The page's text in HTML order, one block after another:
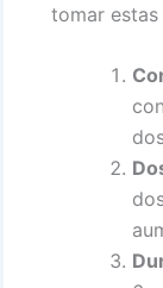
tomar